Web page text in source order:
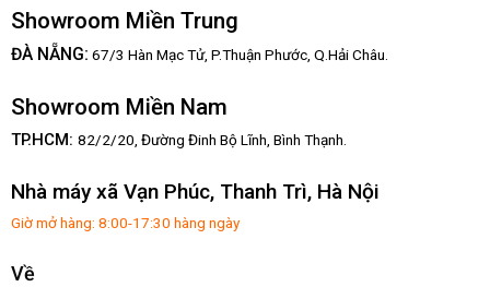
Showroom Miền Trung
ĐÀ NẴNG: 67/3 Hàn Mạc Tử, P.Thuận Phước, Q.Hải Châu.
Showroom Miền Nam
TP.HCM: 82/2/20, Đường Đinh Bộ Lĩnh, Bình Thạnh.
Nhà máy xã Vạn Phúc, Thanh Trì, Hà Nội
Giờ mở hàng: 8:00-17:30 hàng ngày
Về